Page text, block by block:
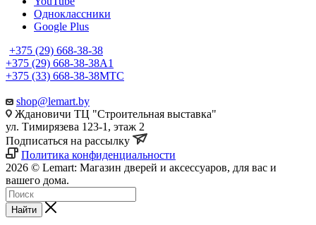
Одноклассники
Google Plus
+375 (29) 668-38-38
+375 (29) 668-38-38A1
+375 (33) 668-38-38МТС
shop@lemart.by
Ждановичи ТЦ "Строительная выставка"
ул. Тимирязева 123-1, этаж 2
Подписаться на рассылку
Политика конфиденциальности
2026 © Lemart: Магазин дверей и аксессуаров, для вас и
вашего дома.
Найти